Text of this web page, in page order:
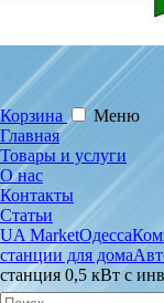
Корзина
Меню
Главная
Товары и услуги
О нас
Контакты
Статьи
UA MarketОдесса
станции для дома
станция 0,5 кВт с